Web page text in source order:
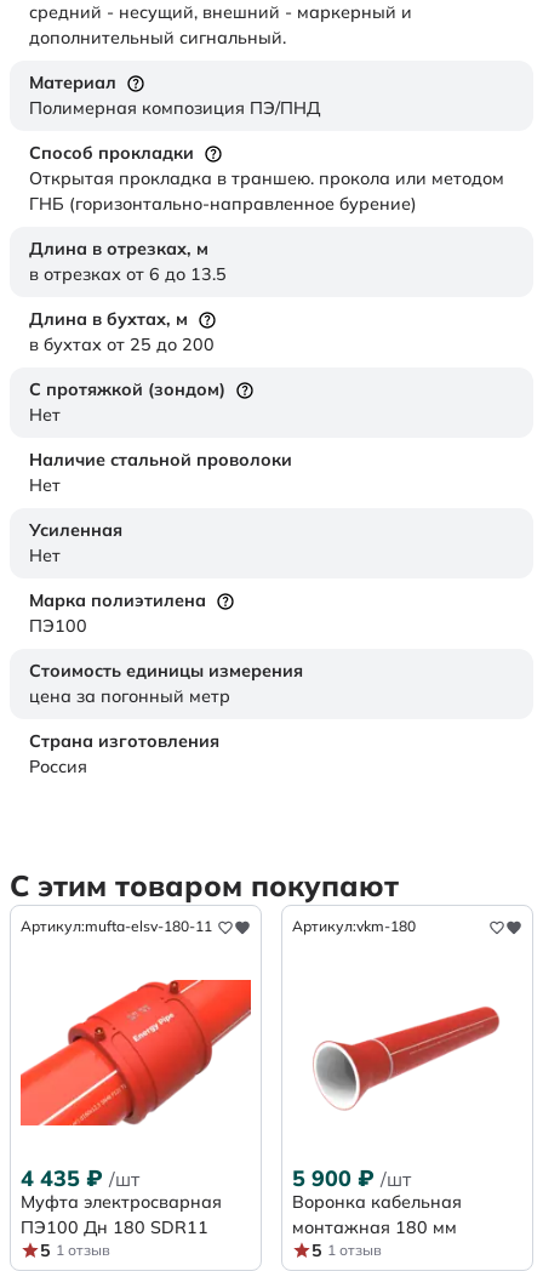
средний - несущий, внешний - маркерный и
дополнительный сигнальный.
Материал
Полимерная композиция ПЭ/ПНД
Способ прокладки
Открытая прокладка в траншею. прокола или методом
ГНБ (горизонтально-направленное бурение)
Длина в отрезках, м
в отрезках от 6 до 13.5
Длина в бухтах, м
в бухтах от 25 до 200
С протяжкой (зондом)
Нет
Наличие стальной проволоки
Нет
Усиленная
Нет
Марка полиэтилена
ПЭ100
Стоимость единицы измерения
цена за погонный метр
Страна изготовления
Россия
С этим товаром покупают
Артикул:mufta-elsv-180-11
4 435 ₽ /шт
Муфта электросварная
ПЭ100 Дн 180 SDR11
5 1 отзыв
Артикул:vkm-180
5 900 ₽ /шт
Воронка кабельная
монтажная 180 мм
5 1 отзыв